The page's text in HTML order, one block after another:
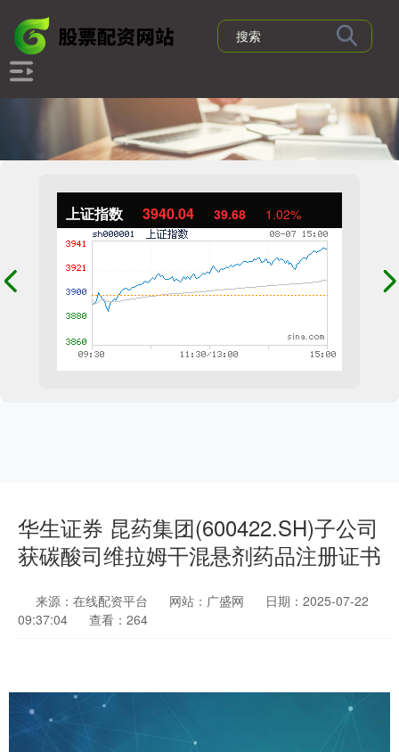
上证指数 3940.04 39.68 1.02%
华生证券 昆药集团(600422.SH)子公司
获碳酸司维拉姆干混悬剂药品注册证书
来源：在线配资平台 网站：广盛网
日期：2025-07-22
09:37:04
查看：264